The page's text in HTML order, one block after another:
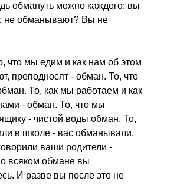
обмануть можно каждого: вы
не обманывают? Вы не
что мы едим и как нам об этом
преподносят - обман. То, что
То, как мы работаем и как
- обман. То, что мы
- чистой воды обман. То,
в школе - вас обманывали.
ваши родители -
всяком обмане вы
И разве вы после это не